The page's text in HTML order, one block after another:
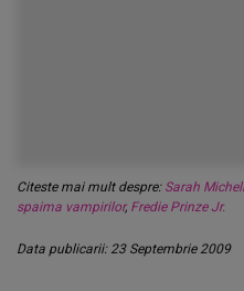
Citeste mai mult despre: Sarah
spaima vampirilor, Fredie Prinze Jr.
Data publicarii: 23 Septembrie 2009